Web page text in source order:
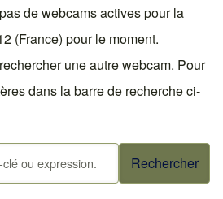
de webcams actives pour la
(France) pour le moment.
une autre webcam. Pour
dans la barre de recherche ci-